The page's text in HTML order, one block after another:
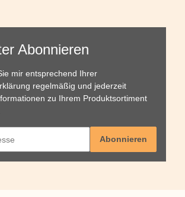
Abonnieren
mir entsprechend Ihrer
regelmäßig und jederzeit
zu Ihrem Produktsortiment
Abonnieren